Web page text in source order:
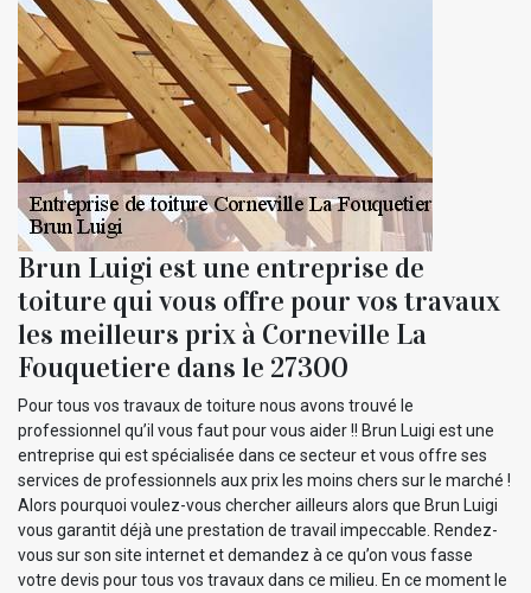
Brun Luigi est une entreprise de
toiture qui vous offre pour vos travaux
les meilleurs prix à Corneville La
Fouquetiere dans le 27300
Pour tous vos travaux de toiture nous avons trouvé le
professionnel qu’il vous faut pour vous aider !! Brun Luigi est une
entreprise qui est spécialisée dans ce secteur et vous offre ses
services de professionnels aux prix les moins chers sur le marché !
Alors pourquoi voulez-vous chercher ailleurs alors que Brun Luigi
vous garantit déjà une prestation de travail impeccable. Rendez-
vous sur son site internet et demandez à ce qu’on vous fasse
votre devis pour tous vos travaux dans ce milieu. En ce moment le